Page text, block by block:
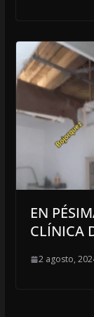
EN
CLÍNICA
2 agosto,